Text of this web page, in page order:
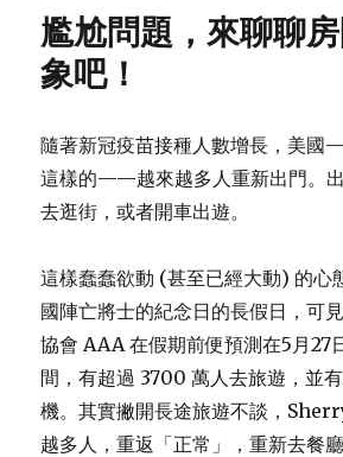
尷尬問題，來聊聊
象吧！
隨著新冠疫苗接種人數增長，美
這樣的——越來越多人重新出門。
去逛街，或者開車出遊。
這樣蠢蠢欲動 (甚至已經大動) 的心
國陣亡將士的紀念日的長假日，可
協會 AAA 在假期前便預測在5月27
間，有超過 3700 萬人去旅遊，並
機。其實撇開長途旅遊不談，
越多人，重返「正常」，重新去餐